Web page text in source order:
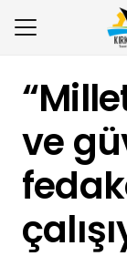
ve